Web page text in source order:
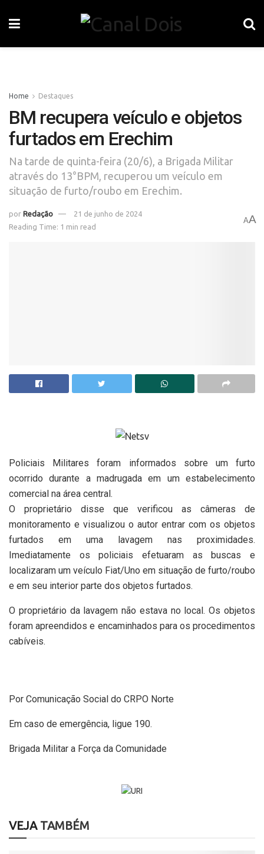
Home Destaques
BM recupera veículo e objetos
furtados em Erechim
Na tarde de quinta-feira (20/6), a Brigada Militar
através do 13°BPM, recuperou um veículo em
situação de furto/roubo em Erechim.
por Redação
21 de junho de 2024
Reading Time: 1 min read
AA
Policiais Militares foram informados sobre um furto
ocorrido durante a madrugada em um estabelecimento
comercial na área central.
O proprietário disse que verificou as câmeras de
monitoramento e visualizou o autor entrar com os objetos
furtados em uma lavagem nas proximidades.
Imediatamente os policiais efetuaram as buscas e
localizaram um veículo Fiat/Uno em situação de furto/roubo
e em seu interior parte dos objetos furtados.
O proprietário da lavagem não estava no local. Os objetos
foram apreendidos e encaminhados para os procedimentos
cabíveis.
Por Comunicação Social do CRPO Norte
Em caso de emergência, ligue 190.
Brigada Militar a Força da Comunidade
VEJATAMBÉM